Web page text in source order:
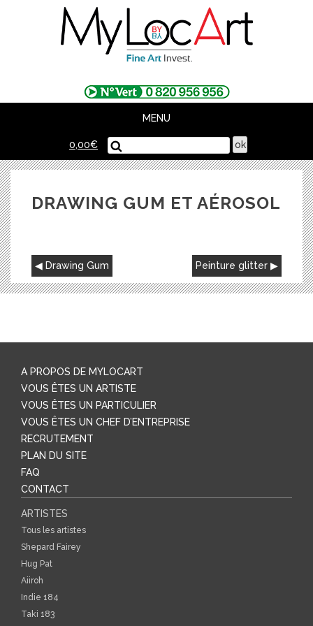
MENU
0,00€
DRAWING GUM ET AÉROSOL
NAVIGATION
DE
L’ARTICLE
Drawing Gum Peinture glitter
A PROPOS DE MYLOCART
VOUS ÊTES UN ARTISTE
VOUS ÊTES UN PARTICULIER
VOUS ÊTES UN CHEF D’ENTREPRISE
RECRUTEMENT
PLAN DU SITE
FAQ
CONTACT
ARTISTES
Tous les artistes
Shepard Fairey
Hug Pat
Aiiroh
Indie 184
Taki 183